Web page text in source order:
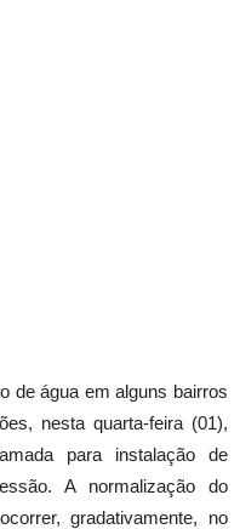
de água em alguns bairros
nesta quarta-feira (01),
para instalação de
A normalização do
gradativamente, no